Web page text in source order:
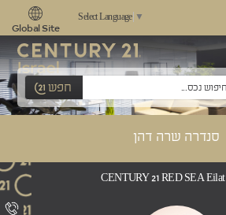
Select Language ▼
Global Site
חפש
סנדרה שרה דהן
CENTURY 21 RED SEA Eilat